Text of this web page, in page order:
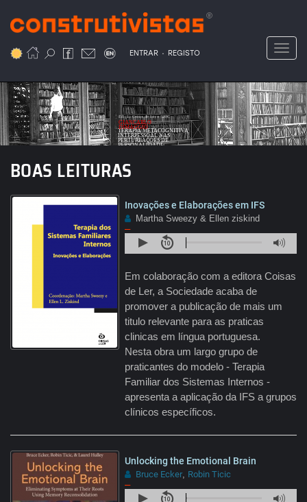
para
conteúdo
ENTRAR . REGISTO
Text
TERAPIA METACOGNITIVA
INTERPESSOAL NAS
PERTURBAÇÕES DE
PERSONALIDADE
Edição Coisas de Ler e SPPC
GIANCARLO
DIMAGGIO
BOAS LEITURAS
Inovações e Elaborações em IFS
Martha Sweezy & Ellen ziskind
–
Em colaboração com a editora Coisas
de Ler, a Sociedade acaba de
promover a publicação de mais um
titulo relevante para as praticas
clinicas em língua portuguesa.
Nesta obra um largo grupo de
praticantes do modelo - Terapia
Familiar dos Sistemas Internos -
apresenta a aplicação da IFS a grupos
clínicos específicos.
Unlocking the Emotional Brain
Bruce Ecker, Robin Ticic
–